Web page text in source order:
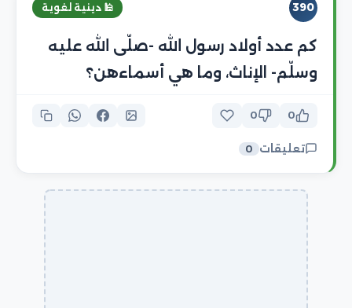
390 🕌 دينية لغوية
كم عدد أولاد رسول الله -صلّى الله عليه
وسلّم- الإناث، وما هي أسماءهن؟
0
0
تعليقات 0